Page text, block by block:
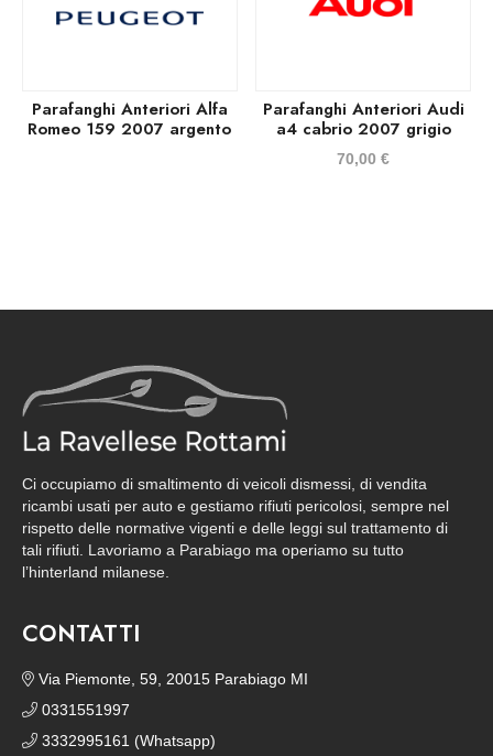
Parafanghi Anteriori Alfa
Romeo 159 2007 argento
Parafanghi Anteriori Audi
a4 cabrio 2007 grigio
70,00€
Ci occupiamo di smaltimento di veicoli dismessi, di vendita
ricambi usati per auto e gestiamo rifiuti pericolosi, sempre nel
rispetto delle normative vigenti e delle leggi sul trattamento di
tali rifiuti. Lavoriamo a Parabiago ma operiamo su tutto
l’hinterland milanese.
CONTATTI
Via Piemonte, 59, 20015 Parabiago MI
0331551997
3332995161 (Whatsapp)